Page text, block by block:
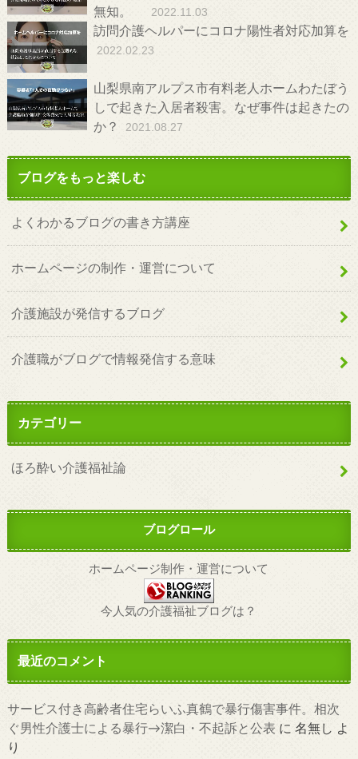
無知。
2022.11.03
訪問介護ヘルパーにコロナ陽性者対応加算を
2022.02.23
山梨県南アルプス市有料老人ホームわたぼう
しで起きた入居者殺害。なぜ事件は起きたの
か？
2021.08.27
ブログをもっと楽しむ
よくわかるブログの書き方講座
ホームページの制作・運営について
介護施設が発信するブログ
介護職がブログで情報発信する意味
カテゴリー
ほろ酔い介護福祉論
ブログロール
ホームページ制作・運営について
今人気の介護福祉ブログは？
最近のコメント
サービス付き高齢者住宅らいふ真鶴で暴行傷害事件。相次
ぐ男性介護士による暴行→潔白・不起訴と公表 に 名無し よ
り